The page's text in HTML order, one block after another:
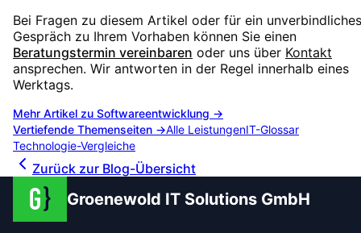
Bei Fragen zu diesem Artikel oder für ein unverbindliches
Gespräch zu Ihrem Vorhaben können Sie einen
Beratungstermin vereinbaren oder uns über Kontakt
ansprechen. Wir antworten in der Regel innerhalb eines
Werktags.
Mehr Artikel zu Softwareentwicklung →
Vertiefende Themenseiten →Alle LeistungenIT-Glossar
Technologie-Vergleiche
Zurück zur Blog-Übersicht
Groenewold IT Solutions GmbH